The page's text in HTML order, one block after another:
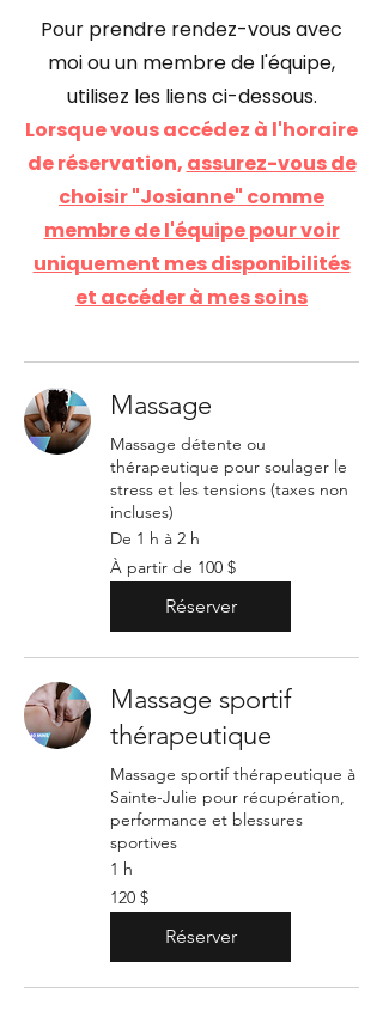
Pour prendre rendez-vous avec
moi ou un membre de l'équipe,
utilisez les liens ci-dessous.
Lorsque vous accédez à l'horaire
de réservation, assurez-vous de
choisir "Josianne" comme
membre de l'équipe pour voir
uniquement mes disponibilités
et accéder à mes soins
Massage
Massage détente ou
thérapeutique pour soulager le
stress et les tensions (taxes non
incluses)
De 1 h à 2 h
À
partir
de
100 dollars
canadiens
À partir de 100 $
Réserver
Massage sportif
thérapeutique
Massage sportif thérapeutique à
Sainte-Julie pour récupération,
performance et blessures
sportives
1 h
120 dollars
canadiens
120 $
Réserver